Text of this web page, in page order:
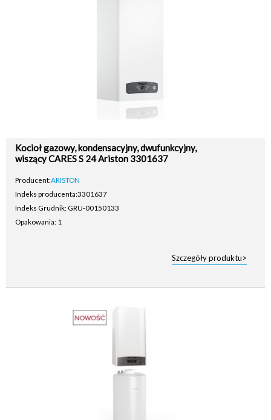
Kocioł gazowy, kondensacyjny, dwufunkcyjny,
wiszący CARES S 24 Ariston 3301637
Producent:ARISTON
Indeks producenta:3301637
Indeks Grudnik: GRU-00150133
Opakowania: 1
Szczegóły produktu>